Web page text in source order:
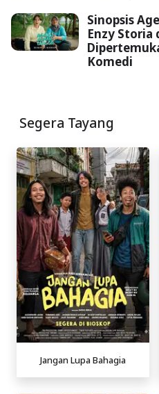
Sinopsis
Enzy Storia
Komedi
Segera Tayang
Jangan Lupa Bahagia